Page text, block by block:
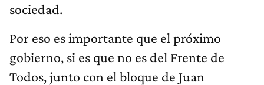
sociedad.
Por eso es importante que el próximo
gobierno, si es que no es del Frente de
Todos, junto con el bloque de Juan